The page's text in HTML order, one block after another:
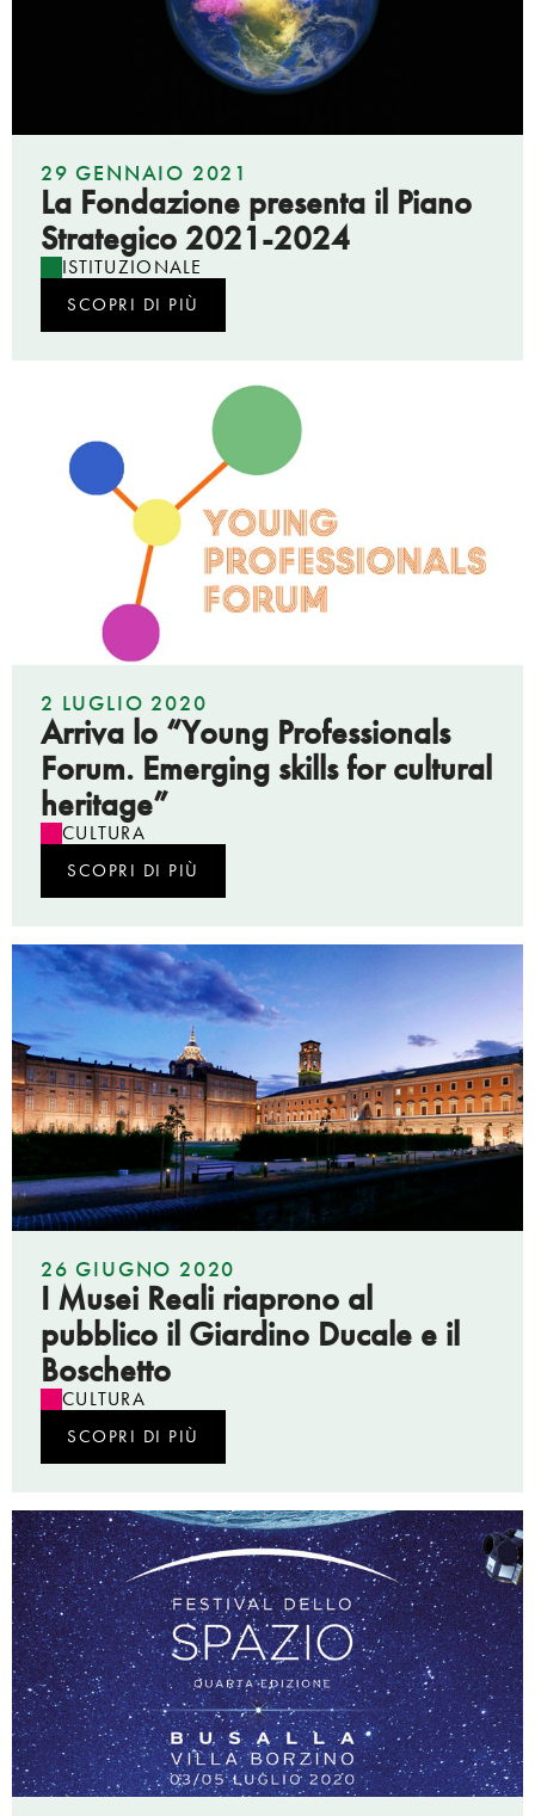
29 GENNAIO 2021
La Fondazione presenta il Piano
Strategico 2021-2024
ISTITUZIONALE
SCOPRI DI PIÙ
2 LUGLIO 2020
Arriva lo “Young Professionals
Forum. Emerging skills for cultural
heritage”
CULTURA
SCOPRI DI PIÙ
26 GIUGNO 2020
I Musei Reali riaprono al
pubblico il Giardino Ducale e il
Boschetto
CULTURA
SCOPRI DI PIÙ